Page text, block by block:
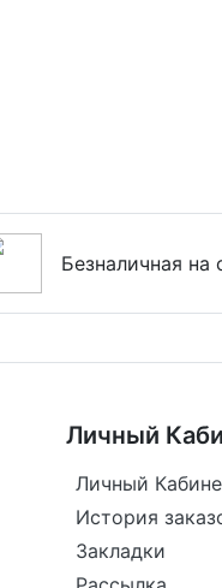
Безналичная на
Личный
Личный
История
Закладки